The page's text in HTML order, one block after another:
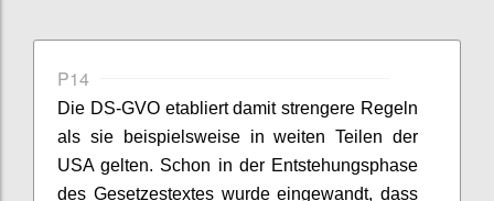
P14
Die DS-GVO etabliert damit strengere Regeln
als sie beispielsweise in weiten Teilen der
USA gelten. Schon in der Entstehungsphase
des Gesetzestextes wurde eingewandt, dass